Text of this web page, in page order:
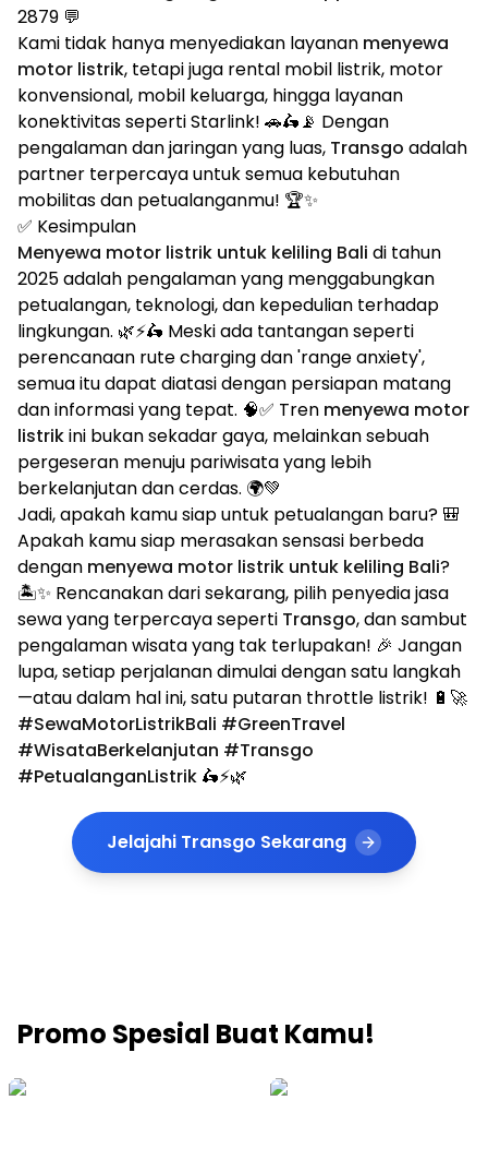
2879 💬
Kami tidak hanya menyediakan layanan menyewa
motor listrik, tetapi juga rental mobil listrik, motor
konvensional, mobil keluarga, hingga layanan
konektivitas seperti Starlink! 🚗🛵📡 Dengan
pengalaman dan jaringan yang luas, Transgo adalah
partner terpercaya untuk semua kebutuhan
mobilitas dan petualanganmu! 🏆✨
✅ Kesimpulan
Menyewa motor listrik untuk keliling Bali di tahun
2025 adalah pengalaman yang menggabungkan
petualangan, teknologi, dan kepedulian terhadap
lingkungan. 🌿⚡🛵 Meski ada tantangan seperti
perencanaan rute charging dan 'range anxiety',
semua itu dapat diatasi dengan persiapan matang
dan informasi yang tepat. 🧠✅ Tren menyewa motor
listrikini bukan sekadar gaya, melainkan sebuah
pergeseran menuju pariwisata yang lebih
berkelanjutan dan cerdas. 🌍💚
Jadi, apakah kamu siap untuk petualangan baru? 🎒
Apakah kamu siap merasakan sensasi berbeda
dengan menyewa motor listrik untuk keliling Bali?
🏝️✨ Rencanakan dari sekarang, pilih penyedia jasa
sewa yang terpercaya seperti Transgo, dan sambut
pengalaman wisata yang tak terlupakan! 🎉 Jangan
lupa, setiap perjalanan dimulai dengan satu langkah
—atau dalam hal ini, satu putaran throttle listrik! 🔋🚀
#SewaMotorListrikBali #GreenTravel
#WisataBerkelanjutan #Transgo
#PetualanganListrik 🛵⚡🌿
Jelajahi Transgo Sekarang
Promo Spesial Buat Kamu!